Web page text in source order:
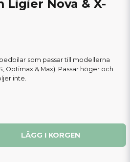
Ligier Nova & X-
som passar till modellerna
Optimax & Max). Passar höger och
inte.
LÄGG I KORGEN